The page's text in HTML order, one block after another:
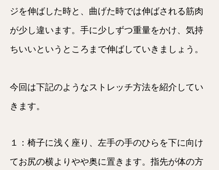
ジを伸ばした時と、曲げた時では伸ばされる筋肉
が少し違います。手に少しずつ重量をかけ、気持
ちいいというところまで伸ばしていきましょう。
今回は下記のようなストレッチ方法を紹介してい
きます。
１：椅子に浅く座り、左手の手のひらを下に向け
てお尻の横よりやや奥に置きます。指先が体の方